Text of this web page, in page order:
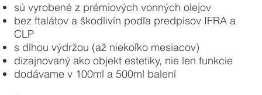
sú vyrobené z prémiových vonných olejov
bez ftalátov a škodlivín podľa predpisov IFRA a
CLP
s dlhou výdržou (až niekoľko mesiacov)
dizajnovaný ako objekt estetiky, nie len funkcie
dodávame v 100ml a 500ml balení